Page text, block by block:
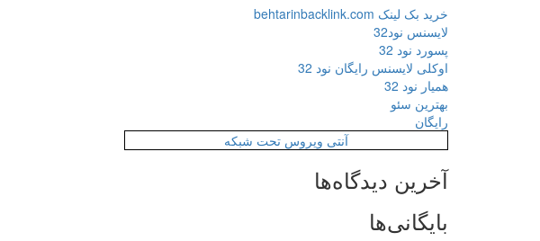
خرید بک لینک behtarinbacklink.com
لایسنس نود32
پسورد نود 32
اوکلی لایسنس رایگان نود 32
همیار نود 32
بهترین سئو
رایگان
آنتی ویروس تحت شبکه
آخرین دیدگاه‌ها
بایگانی‌ها